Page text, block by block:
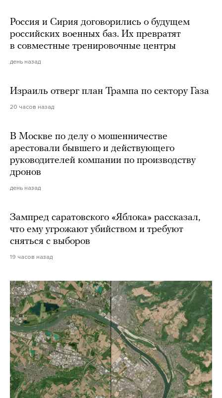
Россия и Сирия договорились о будущем
российских военных баз. Их превратят
в совместные тренировочные центры
день назад
Израиль отверг план Трампа по сектору Газа
20 часов назад
В Москве по делу о мошенничестве
арестовали бывшего и действующего
руководителей компании по производству
дронов
день назад
Зампред саратовского «Яблока» рассказал,
что ему угрожают убийством и требуют
сняться с выборов
19 часов назад